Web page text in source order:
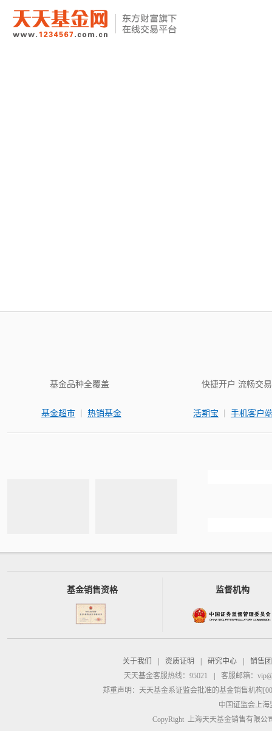
基金品种全覆盖
基金超市 | 热销基金
快捷开户 流畅交易
活期宝 | 手机客户
基金销售资格 监督机构
关于我们 资质证明 研究中心
销售
天天基金客服热线：95021
客服邮箱：
郑重声明： 天天基金系证监会批准的基金销售机构
中国证监会上
CopyRight 上海天天基金销售有限